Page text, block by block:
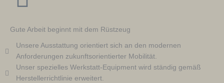
Gute Arbeit beginnt mit dem Rüstzeug
Unsere Ausstattung orientiert sich an den modernen
Anforderungen zukunftsorientierter Mobilität.
Unser spezielles Werkstatt-Equipment wird ständig gemäß
Herstellerrichtlinie erweitert.